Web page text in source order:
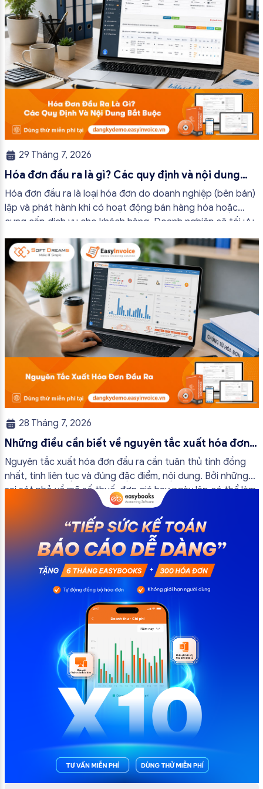
29 Tháng 7, 2026
Hóa đơn đầu ra là gì? Các quy định và nội dung
bắt buộc mới nhất
Hóa đơn đầu ra là loại hóa đơn do doanh nghiệp (bên bán)
lập và phát hành khi có hoạt động bán hàng hóa hoặc
cung cấp dịch vụ cho khách hàng. Doanh nghiệp sẽ tối ưu
quy trình vận hành và tránh được những án phạt hành
chính không đáng có nếu nắm rõ […]
28 Tháng 7, 2026
Những điều cần biết về nguyên tắc xuất hóa đơn
đầu ra
Nguyên tắc xuất hóa đơn đầu ra cần tuân thủ tính đồng
nhất, tính liên tục và đúng đặc điểm, nội dung. Bởi những
sai sót nhỏ về mã số thuế, đơn giá hay ngày lập có thể làm
ảnh hưởng đến quá trình quyết toán thuế của bạn. Kế
toán có thể tham khảo […]